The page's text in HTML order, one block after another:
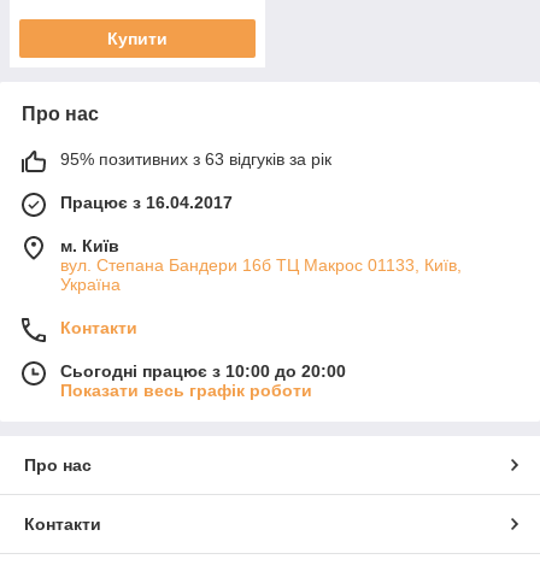
Купити
Про нас
95% позитивних з 63 відгуків за рік
Працює з 16.04.2017
м. Київ
вул. Степана Бандери 16б ТЦ Макрос 01133, Київ,
Україна
Контакти
Сьогодні працює з 10:00 до 20:00
Показати весь графік роботи
Про нас
Контакти